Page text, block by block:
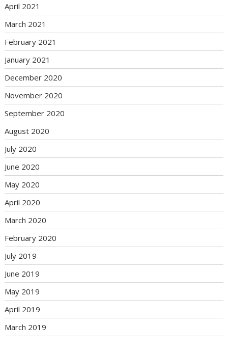
April 2021
March 2021
February 2021
January 2021
December 2020
November 2020
September 2020
August 2020
July 2020
June 2020
May 2020
April 2020
March 2020
February 2020
July 2019
June 2019
May 2019
April 2019
March 2019